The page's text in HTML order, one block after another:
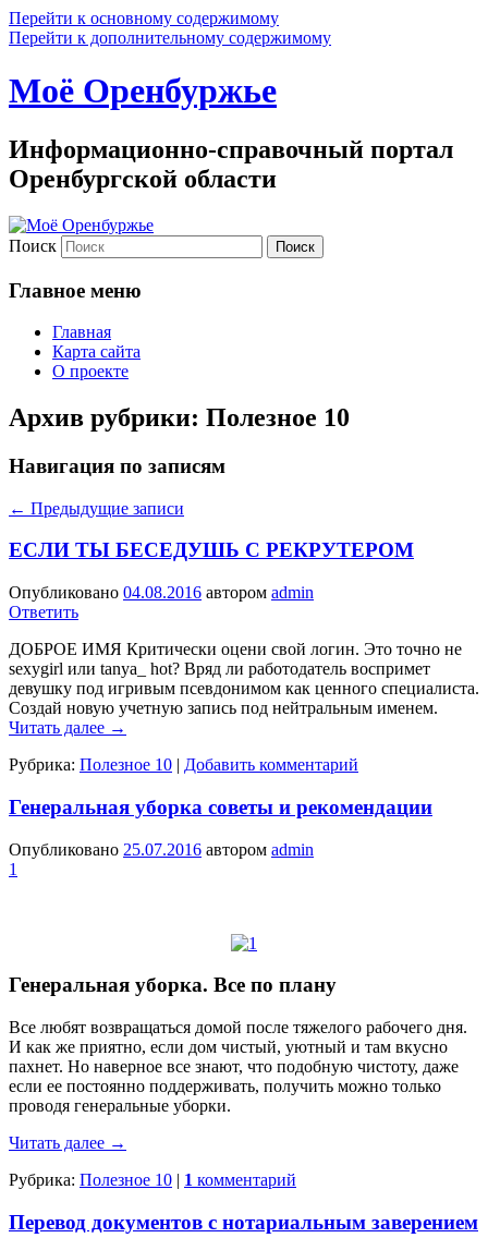
Перейти к основному содержимому
Перейти к дополнительному содержимому
Моё Оренбуржье
Информационно-справочный портал
Оренбургской области
Поиск
Главное меню
Главная
Карта сайта
О проекте
Архив рубрики: Полезное 10
Навигация по записям
← Предыдущие записи
ЕСЛИ ТЫ БЕСЕДУШЬ С РЕКРУТЕРОМ
Опубликовано 04.08.2016 автором admin
Ответить
ДОБРОЕ ИМЯ Критически оцени свой логин. Это точно не
sexygirl или tanya_ hot? Вряд ли работодатель воспримет
девушку под игривым псевдонимом как ценного специалиста.
Создай новую учетную запись под нейтральным именем.
Читать далее →
Рубрика: Полезное 10 | Добавить комментарий
Генеральная уборка советы и рекомендации
Опубликовано 25.07.2016 автором admin
1
Генеральная уборка. Все по плану
Все любят возвращаться домой после тяжелого рабочего дня.
И как же приятно, если дом чистый, уютный и там вкусно
пахнет. Но наверное все знают, что подобную чистоту, даже
если ее постоянно поддерживать, получить можно только
проводя генеральные уборки.
Читать далее →
Рубрика: Полезное 10 | 1 комментарий
Перевод документов с нотариальным заверением